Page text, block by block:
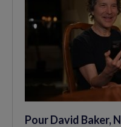
Pour David Baker,